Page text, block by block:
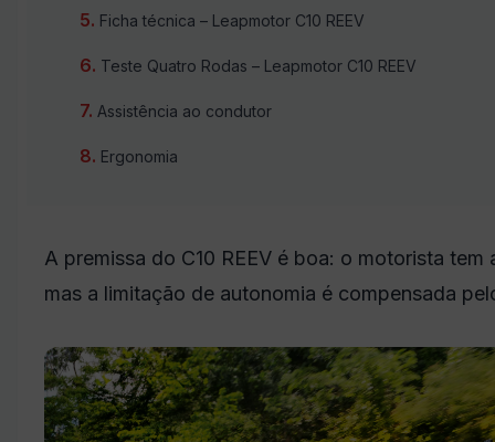
Ficha técnica – Leapmotor C10 REEV
Teste Quatro Rodas – Leapmotor C10 REEV
Assistência ao condutor
Ergonomia
A premissa do C10 REEV é boa: o motorista
mas a limitação de autonomia é compensada